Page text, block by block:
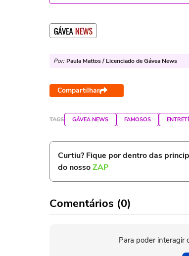
Por: Paula Mattos / Licenciado de Gávea News
Compartilhar
TAGS GÁVEA NEWS FAMOSOS
Curtiu? Fique por dentro das
do nossoZAP
Comentários (0)
Para poder interagir